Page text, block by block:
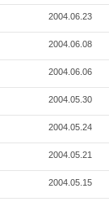
2004.06.23
2004.06.08
2004.06.06
2004.05.30
2004.05.24
2004.05.21
2004.05.15